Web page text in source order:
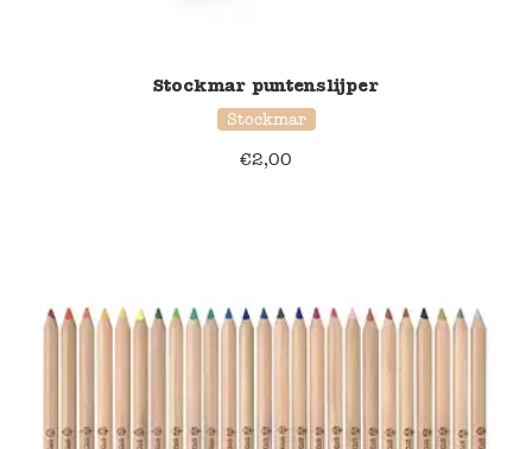
Stockmar puntenslijper
Stockmar
€2,00